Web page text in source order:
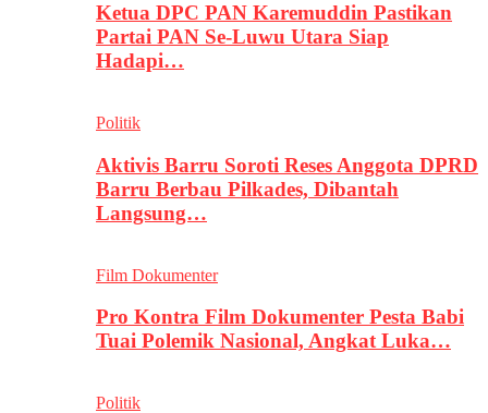
Ketua DPC PAN Karemuddin Pastikan
Partai PAN Se-Luwu Utara Siap
Hadapi…
Politik
Aktivis Barru Soroti Reses Anggota DPRD
Barru Berbau Pilkades, Dibantah
Langsung…
Film Dokumenter
Pro Kontra Film Dokumenter Pesta Babi
Tuai Polemik Nasional, Angkat Luka…
Politik